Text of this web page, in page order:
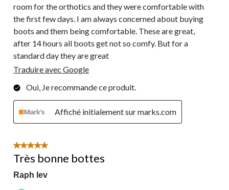
room for the orthotics and they were comfortable with
the first few days. I am always concerned about buying
boots and them being comfortable. These are great,
after 14 hours all boots get not so comfy. But for a
standard day they are great
Traduire avec Google
Oui, Je recommande ce produit.
Affiché initialement sur marks.com
5 étoile(s) sur 5.
Très bonne bottes
Raph lev